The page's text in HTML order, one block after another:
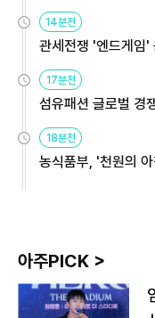
14분전
관세전쟁 '엔드게임'
용해야
17분전
섬유패션 글로벌 경
원
18분전
농식품부, '천원의
아주PICK >